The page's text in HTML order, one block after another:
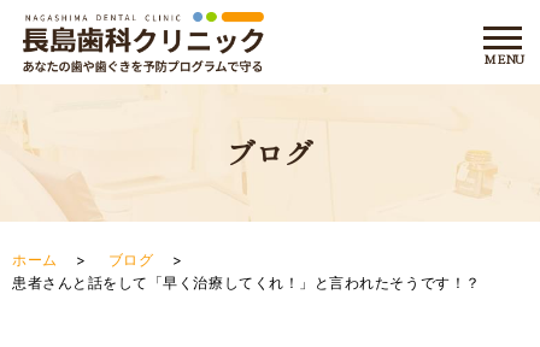
ブログ
ホーム
ブログ
患者さんと話をして「早く治療してくれ！」と言われたそうです！？